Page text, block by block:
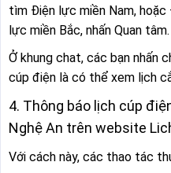
tìm Điện lực miền Nam,
lực miền Bắc, nhấn Quan tâm.
Ở khung chat, các bạn nhấn
cúp điện là có thể xem lịch
4. Thông báo lịch cúp
Nghệ An trên website
Với cách này, các thao tác